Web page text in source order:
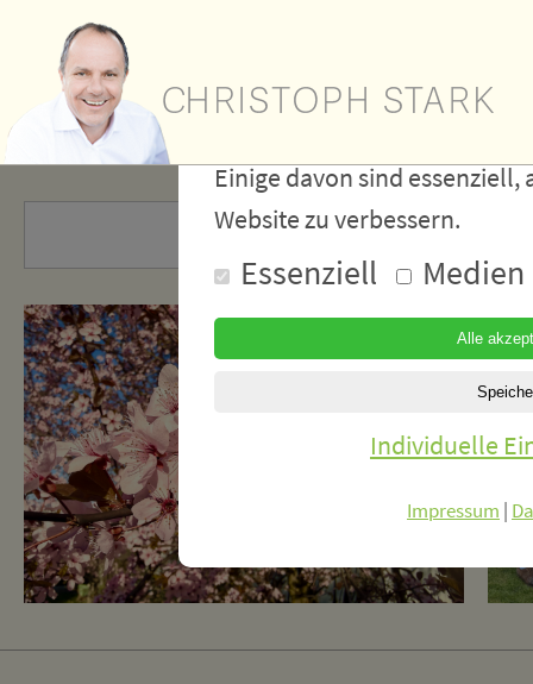
Wir
Cookies
Einige davon sind
Website zu verbessern.
Essenziell Medien
Individuelle
Impressum |